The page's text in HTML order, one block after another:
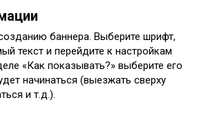
баннера. Выберите шрифт,
текст и перейдите к настройкам
«Как показывать?» выберите его
начинаться (выезжать сверху
и т.д.).